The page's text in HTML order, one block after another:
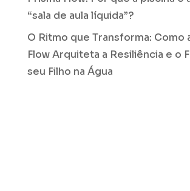
“sala de aula líquida”?
O Ritmo que Transforma: Como
Flow Arquiteta a Resiliência e o
seu Filho na Água